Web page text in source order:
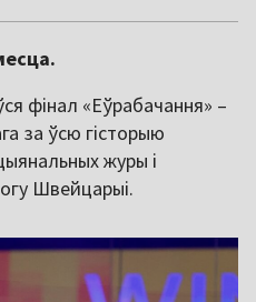
фінал «Еўрабачання» –
за ўсю гісторыю
журы і
Швейцарыі.